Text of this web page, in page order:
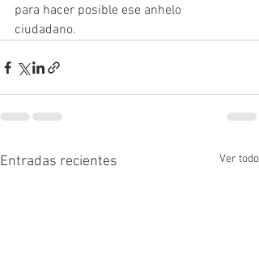
para hacer posible ese anhelo
ciudadano.
Entradas recientes Ver todo